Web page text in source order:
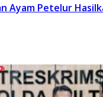
Ayam Petelur